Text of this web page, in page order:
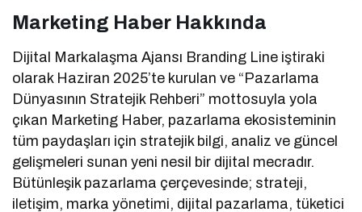
Marketing Haber Hakkında
Dijital Markalaşma Ajansı Branding Line iştiraki
olarak Haziran 2025’te kurulan ve “Pazarlama
Dünyasının Stratejik Rehberi” mottosuyla yola
çıkan Marketing Haber, pazarlama ekosisteminin
tüm paydaşları için stratejik bilgi, analiz ve güncel
gelişmeleri sunan yeni nesil bir dijital mecradır.
Bütünleşik pazarlama çerçevesinde; strateji,
iletişim, marka yönetimi, dijital pazarlama, tüketici